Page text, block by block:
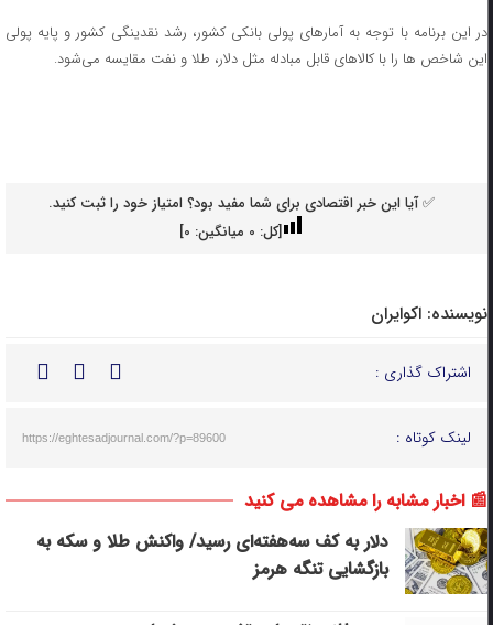
در این برنامه با توجه به آمارهای پولی بانکی کشور، رشد نقدینگی کشور و پایه پولی
این شاخص ها را با کالاهای قابل مبادله مثل دلار، طلا و نفت مقایسه می‌شود.
✅ آیا این خبر اقتصادی برای شما مفید بود؟ امتیاز خود را ثبت کنید.
[کل: 0میانگین: 0
]
نویسنده: اکوایران
اشتراک گذاری :
لینک کوتاه : https://eghtesadjournal.com/?p=89600
📰 اخبار مشابه را مشاهده می کنید
دلار به کف سه‌هفته‌ای رسید/ واکنش طلا و سکه به
بازگشایی تنگه هرمز